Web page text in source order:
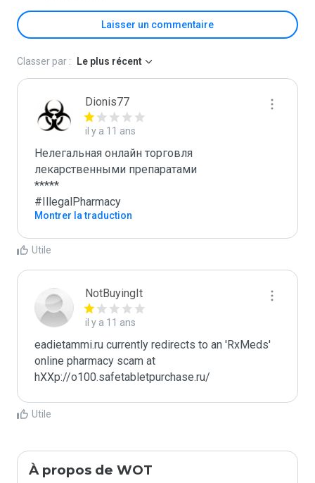
Laisser un commentaire
Classer par : Le plus récent
Dionis77
il y a 11 ans
Нелегальная онлайн торговля
лекарственными препаратами
*****
#IllegalPharmacy
Montrer la traduction
Utile
NotBuyingIt
il y a 11 ans
eadietammi.ru currently redirects to an 'RxMeds'
online pharmacy scam at
hXXp://o100.safetabletpurchase.ru/
Utile
À propos de WOT